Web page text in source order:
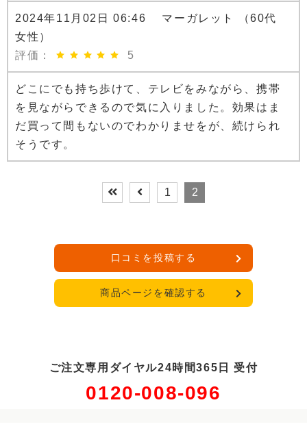
2024年11月02日 06:46 マーガレット （60代
女性）
評価：
5
どこにでも持ち歩けて、テレビをみながら、携帯
を見ながらできるので気に入りました。効果はま
だ買って間もないのでわかりませをが、続けられ
そうです。
1 2
口コミを投稿する
商品ページを確認する
ご注文専用ダイヤル24時間365日 受付
0120-008-096